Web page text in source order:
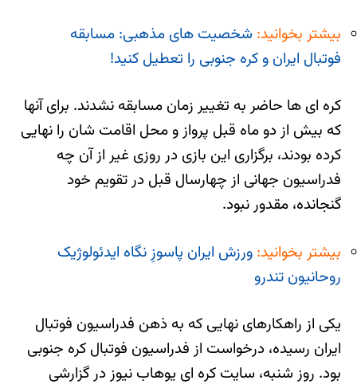
بیشتر بخوانید: شخصیت های مذهبی: مسابقه
فوتبال ایران و کره جنوبی را تعطیل کنید!
کره ای ها حاضر به تغییر زمان مسابقه نشدند. برای آنها
که بیش از دو ماه قبل پرواز و محل اقامت شان را نهایی
کرده بودند، برگزاری این بازی در روزی غیر از آن چه
فدراسیون جهانی از چهارسال قبل در تقویم خود
گنجانده، مقدور نبود.
بیشتر بخوانید: ورزش ایران پاسوزِ نگاه ایدئولوژیک
روحانیون تندرو
یکی از راهکارهای نهایی که به ذهن فدراسیون فوتبال
ایران رسیده، درخواست از فدراسیون فوتبال کره جنوبی
بود. روز شنبه، سایت کره ای یوهاب نیوز در گزارشی